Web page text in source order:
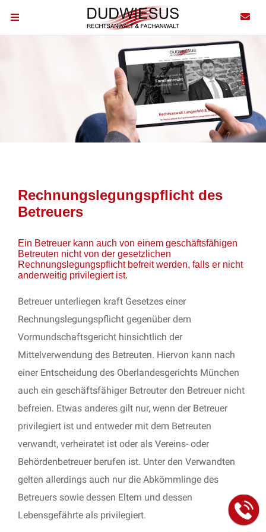
Rechnungslegungspflicht des
Betreuers
Ein Betreuer kann auch von einem geschäftsfähigen
Betreuten nicht von der gesetzlichen
Rechnungslegungspflicht befreit werden, falls er nicht
anderweitig privilegiert ist.
Betreuer unterliegen kraft Gesetzes einer
Rechnungslegungspflicht gegenüber dem
Vormundschaftsgericht hinsichtlich der
Mittelverwendung des Betreuten. Hiervon kann nach
einer Entscheidung des Oberlandesgerichts München
auch ein geschäftsfähiger Betreuter den Betreuer nicht
befreien. Etwas anderes gilt nur, wenn der Betreuer
privilegiert ist und entweder mit dem Betreuten
verwandt, verheiratet ist oder als Vereins- oder
Behördenbetreuer berufen ist. Unter den Verwandten
gelten allerdings auch nur die Abkömmlinge des
Betreuers sowie dessen Eltern und dessen
Lebensgefährte als privilegiert.